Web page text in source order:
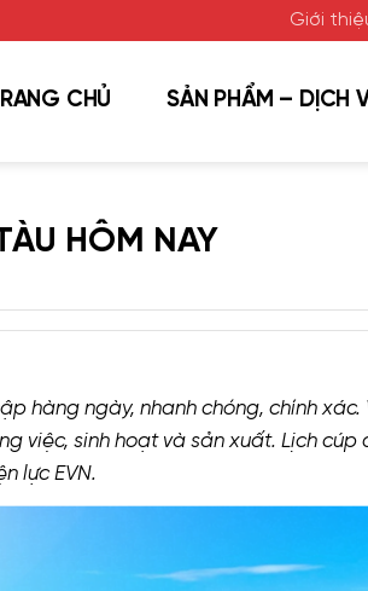
Giới
CHỦ SẢN PHẨM – DỊCH
HÔM NAY
hàng ngày, nhanh chóng, chính
việc, sinh hoạt và sản xuất. Lịch cúp
lực EVN.